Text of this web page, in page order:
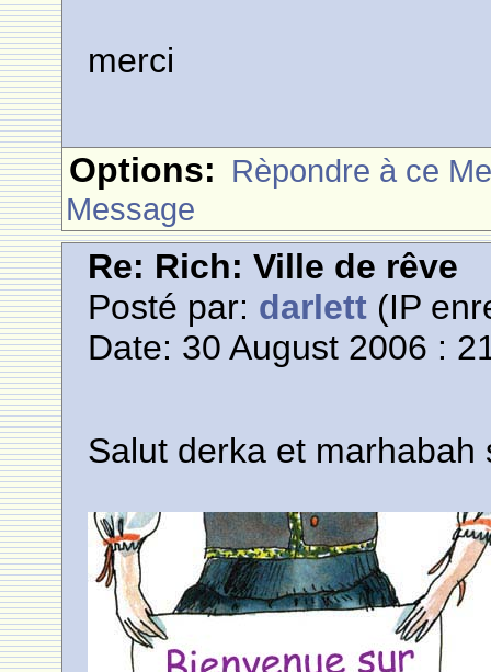
merci
Options: Rèpondre à ce
Message
Re: Rich: Ville de rêve
Posté par: darlett (IP
Date: 30 August 2006 :
Salut derka et marhabah